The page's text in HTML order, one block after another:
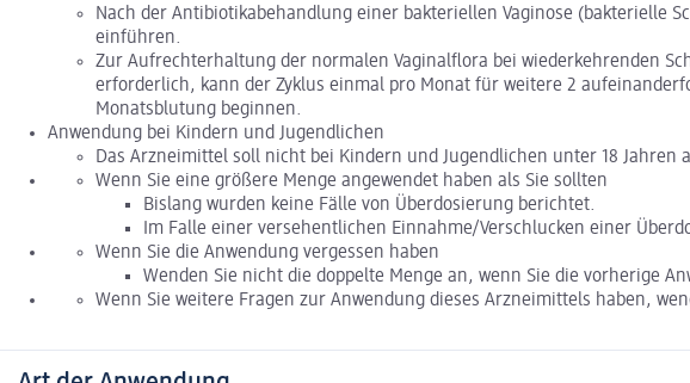
Nach der Antibiotikabehandlung einer bakteriellen Vaginose (bakterielle
einführen.
Zur Aufrechterhaltung der normalen Vaginalflora bei wiederkehrenden
erforderlich, kann der Zyklus einmal pro Monat für weitere 2
Monatsblutung beginnen.
Anwendung bei Kindern und Jugendlichen
Das Arzneimittel soll nicht bei Kindern und Jugendlichen unter 18 Jahren
Wenn Sie eine größere Menge angewendet haben als Sie sollten
Bislang wurden keine Fälle von Überdosierung berichtet.
Im Falle einer versehentlichen Einnahme/Verschlucken einer
Wenn Sie die Anwendung vergessen haben
Wenden Sie nicht die doppelte Menge an, wenn Sie die vorherige
Wenn Sie weitere Fragen zur Anwendung dieses Arzneimittels haben,